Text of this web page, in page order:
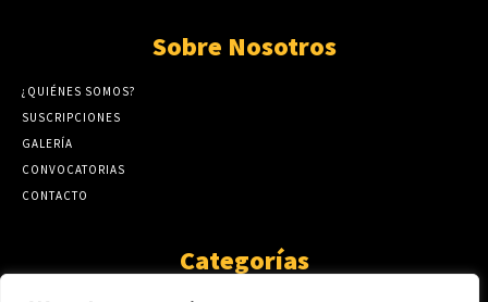
Sobre Nosotros
¿QUIÉNES SOMOS?
SUSCRIPCIONES
GALERÍA
CONVOCATORIAS
CONTACTO
Categorías
ARTÍCULOS